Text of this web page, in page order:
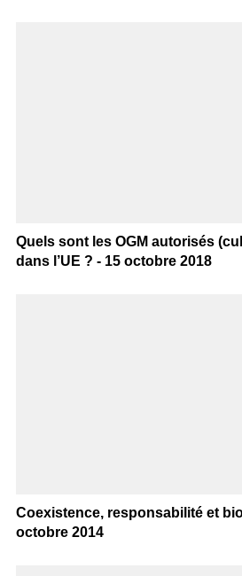
Quels sont les OGM autorisés
dans l’UE ? - 15 octobre 2018
Coexistence, responsabilité et
octobre 2014